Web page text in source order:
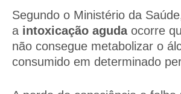
Segundo o Ministério da
a intoxicação agudaocorre
não consegue metabolizar o
consumido em determinado